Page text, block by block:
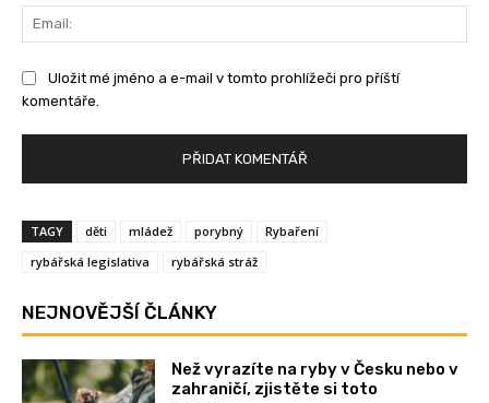
Uložit mé jméno a e-mail v tomto prohlížeči pro příští
komentáře.
TAGY děti mládež porybný
Rybaření
rybářská legislativa
rybářská stráž
NEJNOVĚJŠÍ ČLÁNKY
Než vyrazíte na ryby v Česku nebo v
zahraničí, zjistěte si toto